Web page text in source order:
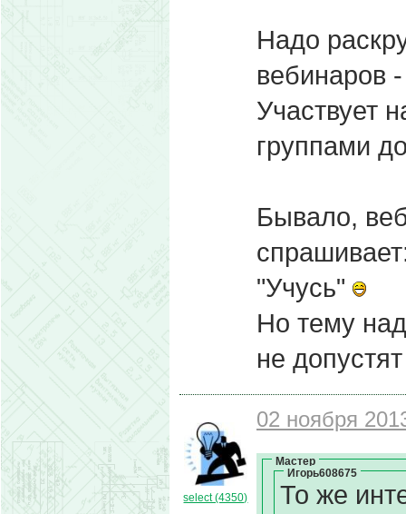
Надо
вебинаров
Участвует
группами
Бывало,
"Учусь"
Но тему
не
select (4350)
02 ноября
Мастер
Игорь608675
То же